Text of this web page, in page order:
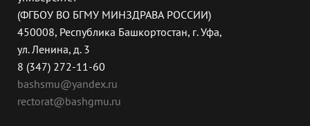
(ФГБОУ ВО БГМУ МИНЗДРАВА РОССИИ)
450008, Республика Башкортостан, г. Уфа,
ул. Ленина, д. 3
8 (347) 272-11-60
bashsmu@yandex.ru
rectorat@bashgmu.ru